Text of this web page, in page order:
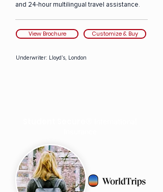
and 24-hour multilingual travel assistance.
View Brochure Customize & Buy
Underwriter: Lloyd’s, London